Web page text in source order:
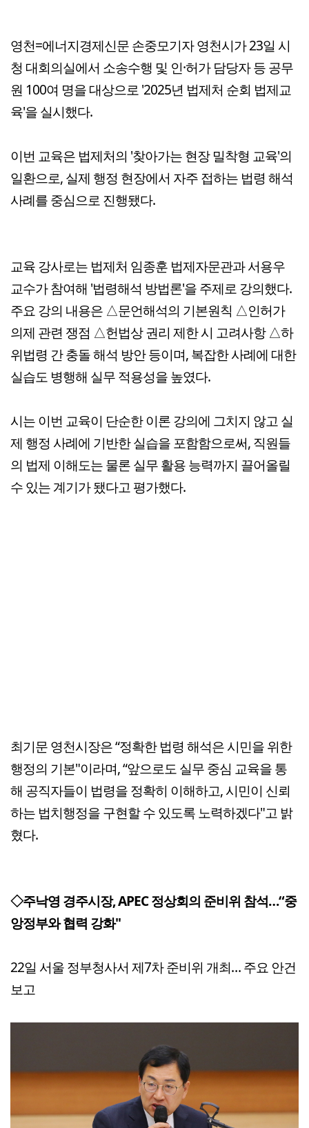
영천=에너지경제신문 손중모기자 영천시가 23일 시
청 대회의실에서 소송수행 및 인·허가 담당자 등 공무
원 100여 명을 대상으로 '2025년 법제처 순회 법제교
육'을 실시했다.
이번 교육은 법제처의 '찾아가는 현장 밀착형 교육'의
일환으로, 실제 행정 현장에서 자주 접하는 법령 해석
사례를 중심으로 진행됐다.
교육 강사로는 법제처 임종훈 법제자문관과 서용우
교수가 참여해 '법령해석 방법론'을 주제로 강의했다.
주요 강의 내용은 △문언해석의 기본원칙 △인허가
의제 관련 쟁점 △헌법상 권리 제한 시 고려사항 △하
위법령 간 충돌 해석 방안 등이며, 복잡한 사례에 대한
실습도 병행해 실무 적용성을 높였다.
시는 이번 교육이 단순한 이론 강의에 그치지 않고 실
제 행정 사례에 기반한 실습을 포함함으로써, 직원들
의 법제 이해도는 물론 실무 활용 능력까지 끌어올릴
수 있는 계기가 됐다고 평가했다.
최기문 영천시장은 “정확한 법령 해석은 시민을 위한
행정의 기본"이라며, “앞으로도 실무 중심 교육을 통
해 공직자들이 법령을 정확히 이해하고, 시민이 신뢰
하는 법치행정을 구현할 수 있도록 노력하겠다"고 밝
혔다.
◇주낙영 경주시장, APEC 정상회의 준비위 참석…“중
앙정부와 협력 강화"
22일 서울 정부청사서 제7차 준비위 개최… 주요 안건
보고